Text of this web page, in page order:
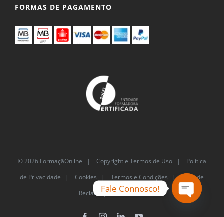
FORMAS DE PAGAMENTO
© 2026 FormaçãOnline | Copyright e Termos de Uso|
Política
de Privacidade | Cookies | Termos e Condições |Livro de
Reclamações Eletrónico
Fale Connosco!